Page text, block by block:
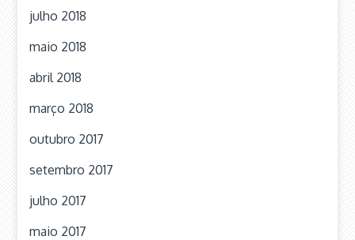
julho 2018
maio 2018
abril 2018
março 2018
outubro 2017
setembro 2017
julho 2017
maio 2017